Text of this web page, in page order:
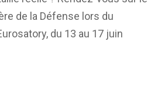
de la Défense lors du
du 13 au 17 juin